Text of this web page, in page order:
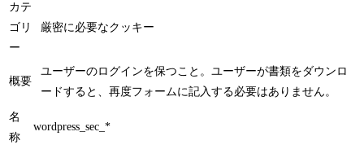
カテ
ゴリ
ー
厳密に必要なクッキー
概要
ユーザーのログインを保つこと。ユーザーが書類をダウンロ
ードすると、再度フォームに記入する必要はありません。
名
称
wordpress_sec_*